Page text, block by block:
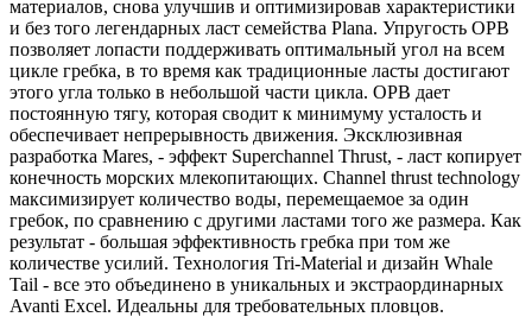
материалов, снова улучшив и оптимизировав характеристики
и без того легендарных ласт семейства Plana. Упругость OPB
позволяет лопасти поддерживать оптимальный угол на всем
цикле гребка, в то время как традиционные ласты достигают
этого угла только в небольшой части цикла. OPB дает
постоянную тягу, которая сводит к минимуму усталость и
обеспечивает непрерывность движения. Эксклюзивная
разработка Mares, - эффект Superchannel Thrust, - ласт копирует
конечность морских млекопитающих. Channel thrust technology
максимизирует количество воды, перемещаемое за один
гребок, по сравнению с другими ластами того же размера. Как
результат - большая эффективность гребка при том же
количестве усилий. Технология Tri-Material и дизайн Whale
Tail - все это объединено в уникальных и экстраординарных
Avanti Excel. Идеальны для требовательных пловцов.